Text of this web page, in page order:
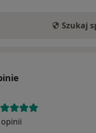
Szukaj
opinii